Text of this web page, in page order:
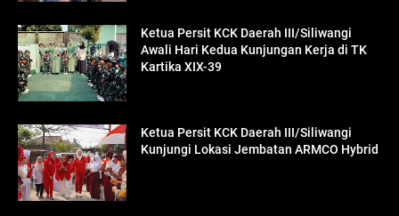
Ketua Persit KCK Daerah III/Siliwangi
Awali Hari Kedua Kunjungan Kerja di TK
Kartika XIX-39
Ketua Persit KCK Daerah III/Siliwangi
Kunjungi Lokasi Jembatan ARMCO Hybrid